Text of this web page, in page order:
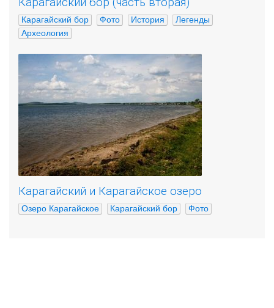
Карагайский бор Фото История
Легенды
Археология
Карагайский и Карагайское озеро
Озеро Карагайское Карагайский бор Фото